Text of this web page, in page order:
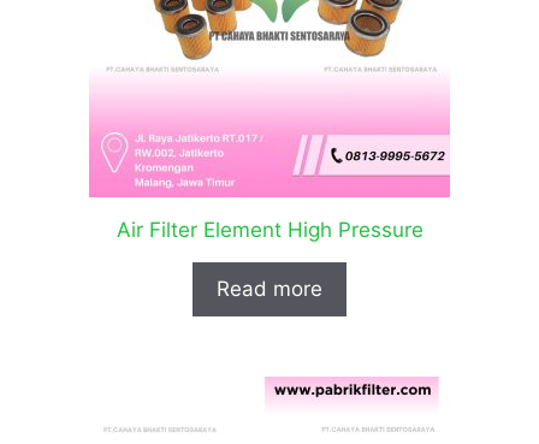
Air Filter Element High Pressure
Read more